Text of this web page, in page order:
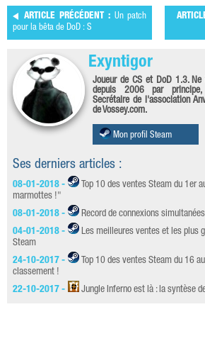
ARTICLE PRÉCÉDENT :Un patch
pour la bêta de DoD : S
Exyntigor
Joueur de CS et DoD 1.3.
depuis 2006 par
Secrétaire de l'association
de Vossey.com.
Mon profil Steam
Ses derniers articles :
08-01-2018 -
Top 10 des ventes Steam du 1er
marmottes !"
08-01-2018 -
Record de connexions
04-01-2018 -
Les meilleures ventes et les plus
Steam
24-10-2017 -
Top 10 des ventes Steam du 16
classement !
22-10-2017 -
Jungle Inferno est là : la syntèse